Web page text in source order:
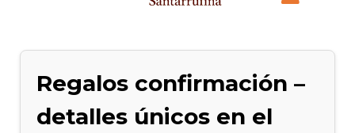
Regalos confirmación –
detalles únicos en el